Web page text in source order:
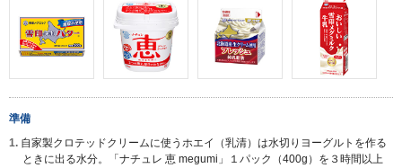
準備
1. 自家製クロテッドクリームに使うホエイ（乳清）は水切りヨーグルトを作る
ときに出る水分。「ナチュレ 恵 megumi」１パック（400g）を３時間以上